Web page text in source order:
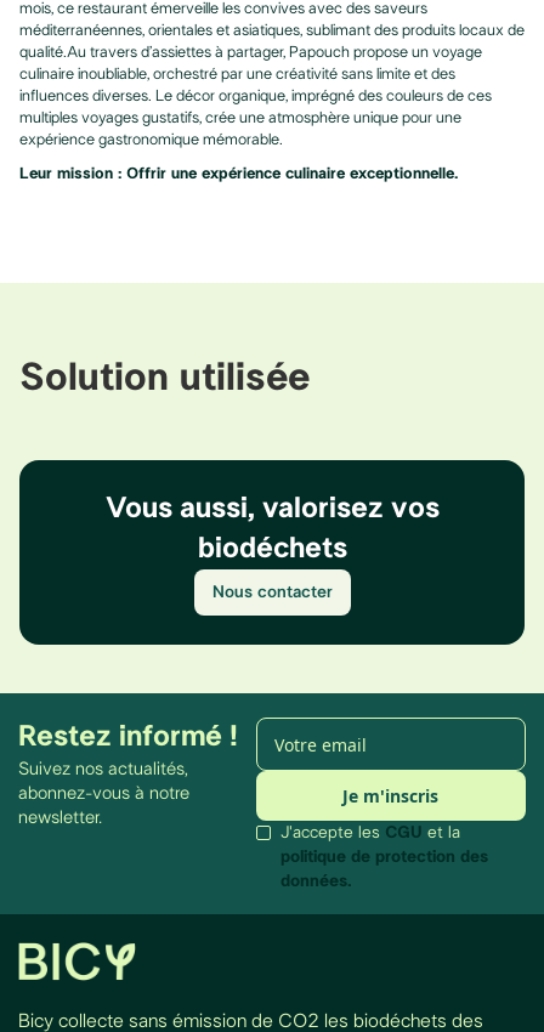
mois, ce restaurant émerveille les convives avec des saveurs
méditerranéennes, orientales et asiatiques, sublimant des produits locaux de
qualité.Au travers d’assiettes à partager, Papouch propose un voyage
culinaire inoubliable, orchestré par une créativité sans limite et des
influences diverses. Le décor organique, imprégné des couleurs de ces
multiples voyages gustatifs, crée une atmosphère unique pour une
expérience gastronomique mémorable.
Leur mission : Offrir une expérience culinaire exceptionnelle.
Solution utilisée
Vous aussi, valorisez vos
biodéchets
Nous contacter
Restez informé !
Suivez nos actualités,
abonnez-vous à notre
newsletter.
J'accepte les CGU et la
politique de protection des
données.
Bicy collecte sans émission de CO2 les biodéchets des